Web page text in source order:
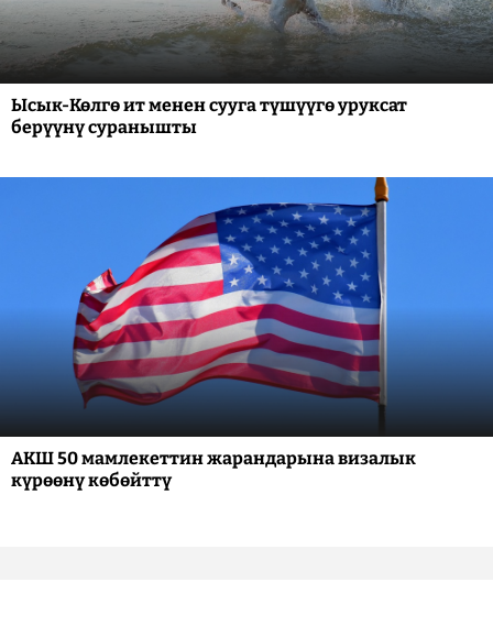
Ысык-Көлгө ит менен сууга түшүүгө уруксат
берүүнү суранышты
АКШ 50 мамлекеттин жарандарына визалык
күрөөнү көбөйттү